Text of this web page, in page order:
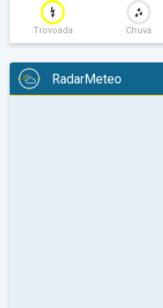
Trovoada Chuva
RadarMeteo